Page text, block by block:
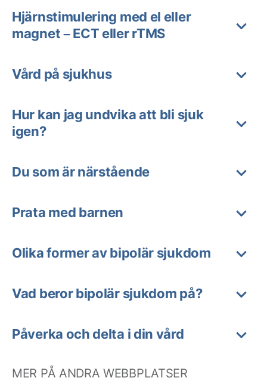
Hjärnstimulering med el eller
magnet – ECT eller rTMS
Vård på sjukhus
Hur kan jag undvika att bli sjuk
igen?
Du som är närstående
Prata med barnen
Olika former av bipolär sjukdom
Vad beror bipolär sjukdom på?
Påverka och delta i din vård
MER PÅ ANDRA WEBBPLATSER